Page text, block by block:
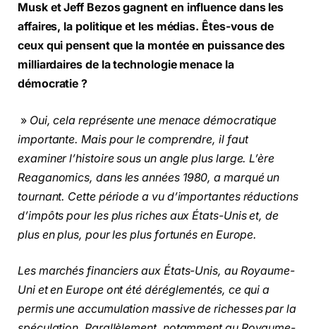
Musk et Jeff Bezos gagnent en influence dans les
affaires, la politique et les médias. Êtes-vous de
ceux qui pensent que la montée en puissance des
milliardaires de la technologie menace la
démocratie ?
» Oui, cela représente une menace démocratique
importante. Mais pour le comprendre, il faut
examiner l’histoire sous un angle plus large. L’ère
Reaganomics, dans les années 1980, a marqué un
tournant. Cette période a vu d’importantes réductions
d’impôts pour les plus riches aux États-Unis et, de
plus en plus, pour les plus fortunés en Europe.
Les marchés financiers aux États-Unis, au Royaume-
Uni et en Europe ont été déréglementés, ce qui a
permis une accumulation massive de richesses par la